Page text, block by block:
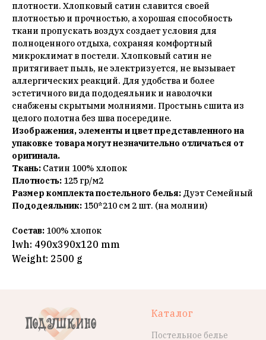
плотности. Хлопковый сатин славится своей
плотностью и прочностью, а хорошая способность
ткани пропускать воздух создает условия для
полноценного отдыха, сохраняя комфортный
микроклимат в постели. Хлопковый сатин не
притягивает пыль, не электризуется, не вызывает
аллергических реакций. Для удобства и более
эстетичного вида пододеяльник и наволочки
снабжены скрытыми молниями. Простынь сшита из
целого полотна без шва посередине.
Изображения, элементы и цвет представленного на
упаковке товара могут незначительно отличаться от
оригинала.
Ткань: Сатин 100% хлопок
Плотность: 125 гр/м2
Размер комплекта постельного белья: Дуэт Семейный
Пододеяльник: 150*210 см 2 шт. (на молнии)
Состав: 100% хлопок
lwh: 490x390x120 mm
Weight: 2500 g
Каталог
Постельное белье